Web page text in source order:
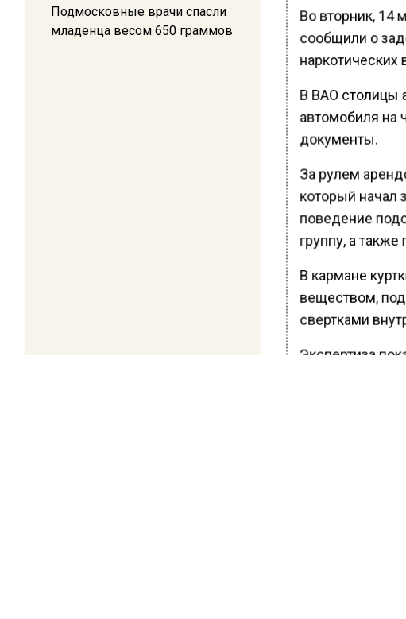
Подмосковные врачи спасли
младенца весом 650 граммов
Во вторник, 14
сообщили о
наркотических
В ВАО столицы
автомобиля на
документы.
За рулем
который начал
поведение
группу, а
В кармане
веществом,
свертками
Экспертиза